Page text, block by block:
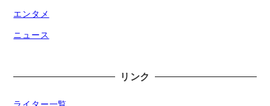
エンタメ
ニュース
リンク